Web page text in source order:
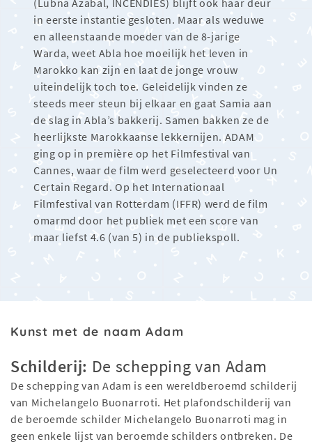
(Lubna Azabal, INCENDIES) blijft ook haar deur
in eerste instantie gesloten. Maar als weduwe
en alleenstaande moeder van de 8-jarige
Warda, weet Abla hoe moeilijk het leven in
Marokko kan zijn en laat de jonge vrouw
uiteindelijk toch toe. Geleidelijk vinden ze
steeds meer steun bij elkaar en gaat Samia aan
de slag in Abla’s bakkerij. Samen bakken ze de
heerlijkste Marokkaanse lekkernijen. ADAM
ging op in première op het Filmfestival van
Cannes, waar de film werd geselecteerd voor Un
Certain Regard. Op het Internationaal
Filmfestival van Rotterdam (IFFR) werd de film
omarmd door het publiek met een score van
maar liefst 4.6 (van 5) in de publiekspoll.
Kunst met de naam Adam
Schilderij: De schepping van Adam
De schepping van Adam is een wereldberoemd schilderij
van Michelangelo Buonarroti. Het plafondschilderij van
de beroemde schilder Michelangelo Buonarroti mag in
geen enkele lijst van beroemde schilders ontbreken. De